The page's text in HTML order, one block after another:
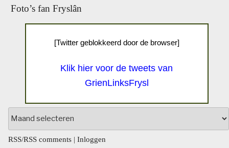
Foto’s fan Fryslân
[Twitter geblokkeerd door de browser]
Klik hier voor de tweets van
GrienLinksFrysl
RSS/RSS comments | Inloggen